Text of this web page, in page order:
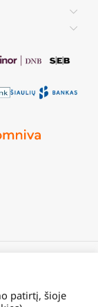
„Rilis“
patirtį, šioje